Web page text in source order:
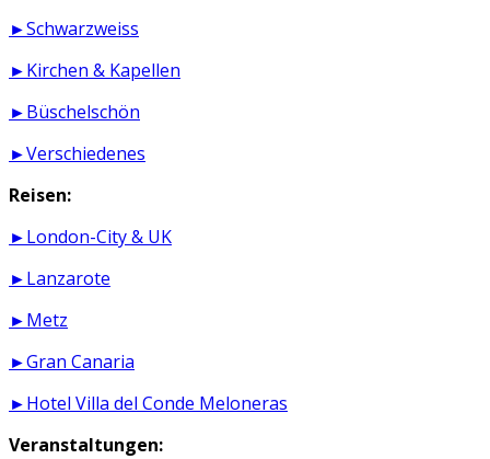
►Schwarzweiss
►Kirchen & Kapellen
►Büschelschön
►Verschiedenes
Reisen:
►London-City & UK
►Lanzarote
►Metz
►Gran Canaria
►Hotel Villa del Conde Meloneras
Veranstaltungen: